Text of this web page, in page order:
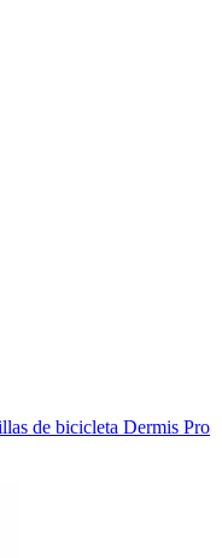
de bicicleta Dermis Pro